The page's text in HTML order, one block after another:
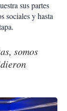
sus partes
sociales y hasta
somos